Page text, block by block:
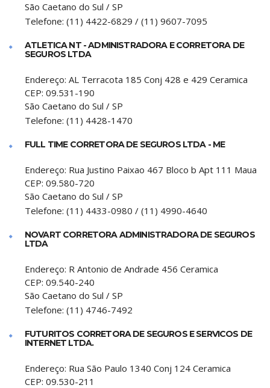
São Caetano do Sul / SP
Telefone: (11) 4422-6829 / (11) 9607-7095
ATLETICA NT - ADMINISTRADORA E CORRETORA DE
SEGUROS LTDA
Endereço: AL Terracota 185 Conj 428 e 429 Ceramica
CEP: 09.531-190
São Caetano do Sul / SP
Telefone: (11) 4428-1470
FULL TIME CORRETORA DE SEGUROS LTDA - ME
Endereço: Rua Justino Paixao 467 Bloco b Apt 111 Maua
CEP: 09.580-720
São Caetano do Sul / SP
Telefone: (11) 4433-0980 / (11) 4990-4640
NOVART CORRETORA ADMINISTRADORA DE SEGUROS
LTDA
Endereço: R Antonio de Andrade 456 Ceramica
CEP: 09.540-240
São Caetano do Sul / SP
Telefone: (11) 4746-7492
FUTURITOS CORRETORA DE SEGUROS E SERVICOS DE
INTERNET LTDA.
Endereço: Rua São Paulo 1340 Conj 124 Ceramica
CEP: 09.530-211